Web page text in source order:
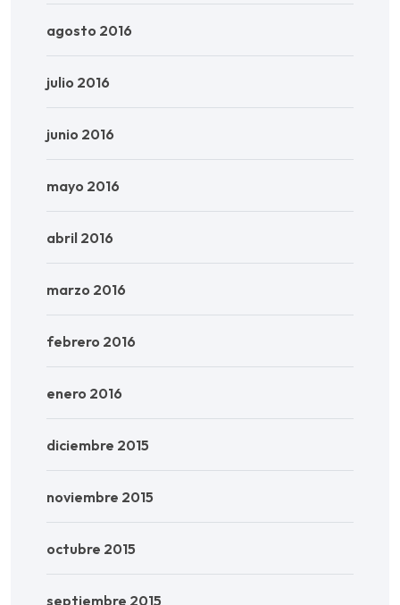
agosto 2016
julio 2016
junio 2016
mayo 2016
abril 2016
marzo 2016
febrero 2016
enero 2016
diciembre 2015
noviembre 2015
octubre 2015
septiembre 2015